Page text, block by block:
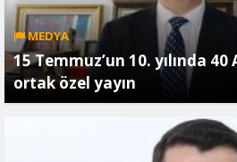
MEDYA
15 Temmuz’un 10. yılında
ortak özel yayın